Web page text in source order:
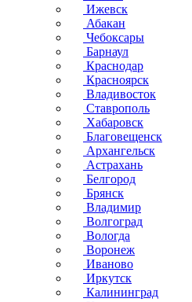
Ижевск
Абакан
Чебоксары
Барнаул
Краснодар
Красноярск
Владивосток
Ставрополь
Хабаровск
Благовещенск
Архангельск
Астрахань
Белгород
Брянск
Владимир
Волгоград
Вологда
Воронеж
Иваново
Иркутск
Калининград